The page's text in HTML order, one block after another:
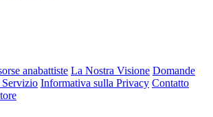
anabattiste La Nostra Visione Domande
Informativa sulla Privacy Contatto